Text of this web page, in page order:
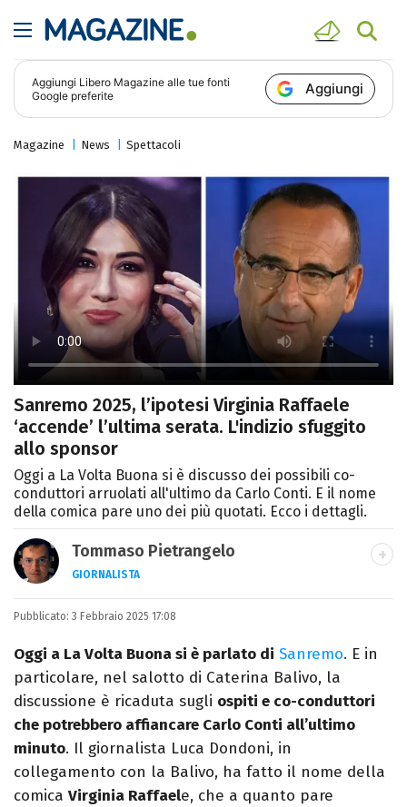
Aggiungi Libero Magazine alle tue fonti
Google preferite
Aggiungi
Magazine News Spettacoli
Sanremo 2025, l’ipotesi Virginia Raffaele
‘accende’ l’ultima serata. L'indizio sfuggito
allo sponsor
Oggi a La Volta Buona si è discusso dei possibili co-
conduttori arruolati all'ultimo da Carlo Conti. E il nome
della comica pare uno dei più quotati. Ecco i dettagli.
Tommaso Pietrangelo
GIORNALISTA
Autore, giornalista, cantautore. Laureato in
cinema, poesia e Shakespeare. Scrive
canzoni e ama i gatti.
Pubblicato: 3 Febbraio 2025 17:08
Oggi a La Volta Buona si è parlato di Sanremo. E in
particolare, nel salotto di Caterina Balivo, la
discussione è ricaduta sugli ospiti e co-conduttori
che potrebbero affiancare Carlo Conti all’ultimo
minuto. Il giornalista Luca Dondoni, in
collegamento con la Balivo, ha fatto il nome della
comica Virginia Raffaele, che a quanto pare